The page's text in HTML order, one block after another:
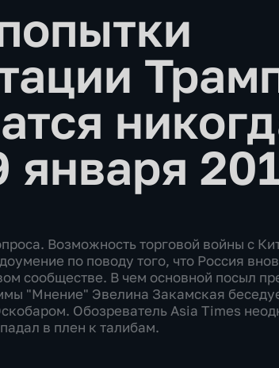
января
Возможность торговой войны с
по поводу того, что Россия
сообществе. В чем основной посыл
"Мнение" Эвелина Закамская
Обозреватель Asia Times
в плен к талибам.